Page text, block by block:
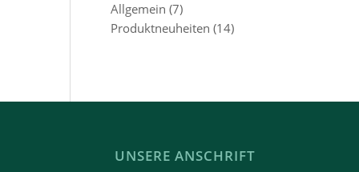
Allgemein (7)
Produktneuheiten (14)
UNSERE ANSCHRIFT